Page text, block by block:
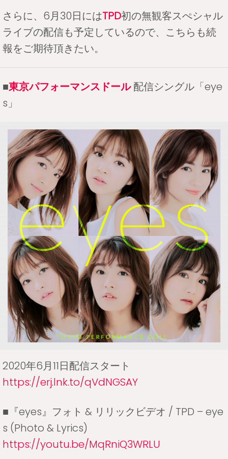
さらに、6月30日にはTPD初の無観客スぺシャル
ライブの配信も予定しているので、こちらも続
報をご期待頂きたい。
■東京パフォーマンスドール配信シングル「eye
s」
2020年6月11日配信スタート
https://erj.lnk.to/qVdNGSAY
■『eyes』フォト & リリックビデオ / TPD – eye
s (Photo & Lyrics)
https://youtu.be/MqRniQ3WRLU